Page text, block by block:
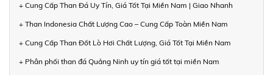
+ Cung Cấp Than Đá Uy Tín, Giá Tốt Tại Miền Nam | Giao Nhanh
+ Than Indonesia Chất Lượng Cao – Cung Cấp Toàn Miền Nam
+ Cung Cấp Than Đốt Lò Hơi Chất Lượng, Giá Tốt Tại Miền Nam
+ Phân phối than đá Quảng Ninh uy tín giá tốt tại miền Nam